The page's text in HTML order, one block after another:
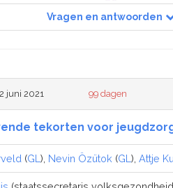
Vragen en antwoorden
juni 2021 99 dagen
tekorten voor
(GL ), Nevin Özütok (GL ), Attje